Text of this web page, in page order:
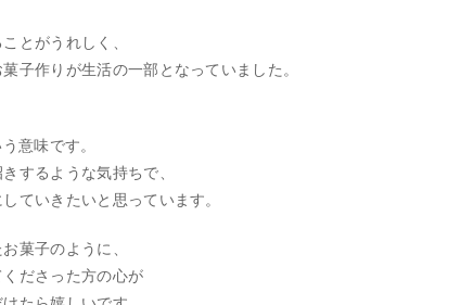
とがうれしく、
子作りが生活の一部となっていました。
意味です。
するような気持ちで、
ていきたいと思っています。
菓子のように、
ださった方の心が